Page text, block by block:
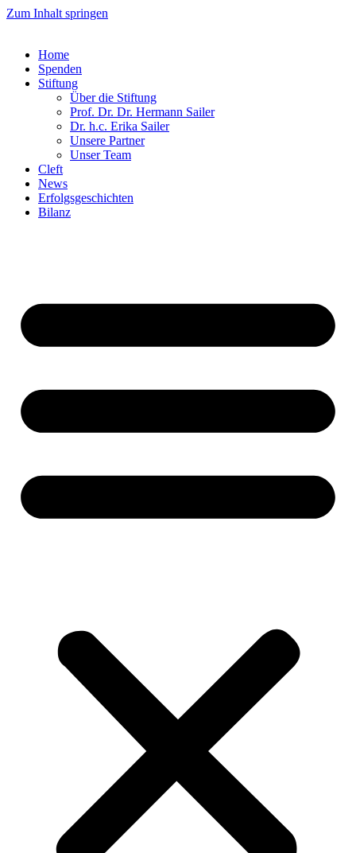
Zum Inhalt springen
Home
Spenden
Stiftung
Über die Stiftung
Prof. Dr. Dr. Hermann Sailer​
Dr. h.c. Erika Sailer
Unsere Partner
Unser Team
Cleft
News
Erfolgsgeschichten
Bilanz